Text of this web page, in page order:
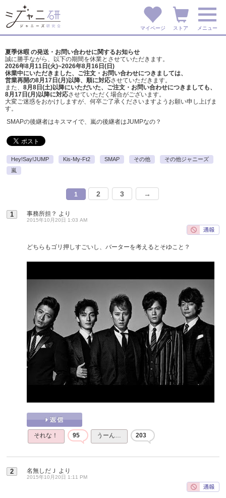
マイページ ストア メニュー
夏季休暇 の発送・お問い合わせに関するお知らせ
誠に勝手ながら、以下の期間を休業とさせていただきます。
2026年8月11日(火)~2026年8月16日(日)
休業中にいただきました、ご注文・お問い合わせにつきましては、
営業再開の8月17日(月)以降、順に対応させていただきます。
また、 8月8日(土)以降にいただいた、ご注文・ お問い合わせにつきましても、
8月17日(月)以降に対応させていただく場合がございます。
大変ご迷惑をおかけしますが、 何卒ご了承くださいますようお願い申し上げま
す。
SMAPの後継者はキスマイで、嵐の後継者はJUMPなの？
Hey!Say!JUMP Kis-My-Ft2 SMAP その他
その他ジャニーズ
嵐
1 2 3 →
1 事務所担？ より
2015年10月20日 1:03 AM
どちらもゴリ押しすごいし、バーターを考えるとそゆこと？
それな！ 95 うーん… 203
2 名無しだＪ より
2015年10月20日 1:11 PM